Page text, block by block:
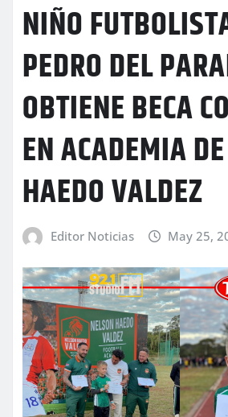
NIÑO
PEDRO DEL
OBTIENE BECA
EN ACADEMIA
HAEDO VALDEZ
Editor Noticias May 25,